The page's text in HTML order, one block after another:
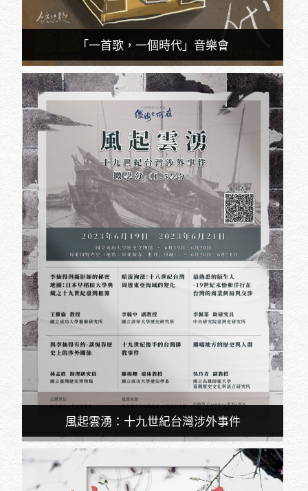
「一首歌，一個時代」音樂會
風起雲湧：十九世紀台灣涉外事件